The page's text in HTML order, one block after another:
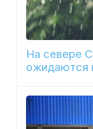
На севере
ожидаются